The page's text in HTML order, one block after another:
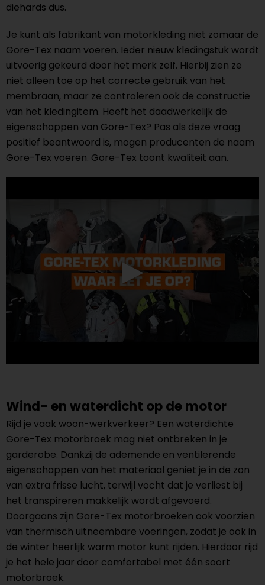
diehards dus.
Je kunt als fabrikant van motorkleding niet zomaar de
Gore-Tex naam voeren. Ieder nieuw kledingstuk wordt
uitvoerig gekeurd door het merk zelf. Hierbij zien ze
niet alleen toe op het correcte gebruik van het
membraan, maar ze controleren ook de constructie
van het kledingitem. Heeft het daadwerkelijk de
eigenschappen van Gore-Tex? Pas als deze vraag
positief beantwoord is, mogen producenten de naam
Gore-Tex voeren. Gore-Tex toont kwaliteit aan.
Wind- en waterdicht op de motor
Rijd je vaak woon-werkverkeer? Een waterdichte
Gore-Tex motorbroek mag niet ontbreken in je
garderobe. Dankzij de ademende en ventilerende
eigenschappen van het materiaal geniet je in de zon
van extra frisse lucht, terwijl vocht dat je verliest bij
het transpireren makkelijk wordt afgevoerd.
Doorgaans zijn Gore-Tex motorbroeken ook voorzien
van thermisch uitneembare voeringen, zodat je ook in
de winter heerlijk warm motor kunt rijden. Hierdoor rijd
je het hele jaar door comfortabel met één soort
motorbroek.